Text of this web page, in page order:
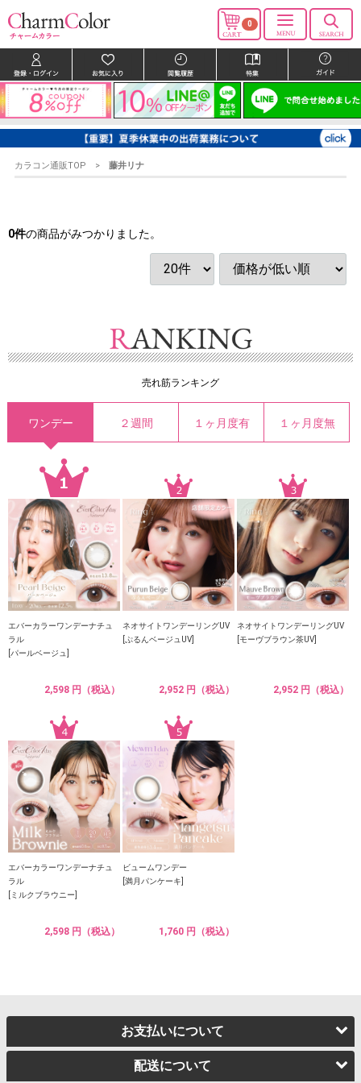
0
カラコン通販TOP 藤井リナ
0件の商品がみつかりました。
売れ筋ランキング
ワンデー ２週間 １ヶ月度有 １ヶ月度無
エバーカラーワンデーナチュ
ラル
[パールベージュ]
2,598 円（税込）
ネオサイトワンデーリングUV
[ぷるんベージュUV]
2,952 円（税込）
ネオサイトワンデーリングUV
[モーヴブラウン茶UV]
2,952 円（税込）
エバーカラーワンデーナチュ
ラル
[ミルクブラウニー]
2,598 円（税込）
ビュームワンデー
[満月パンケーキ]
1,760 円（税込）
お支払いについて
配送について